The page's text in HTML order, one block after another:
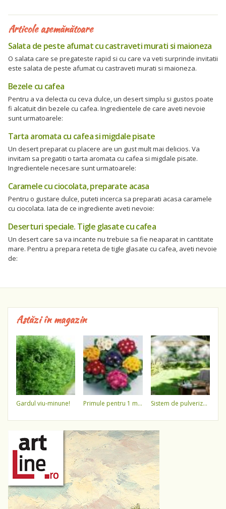
Articole asemănătoare
Salata de peste afumat cu castraveti murati si maioneza
O salata care se pregateste rapid si cu care va veti surprinde invitatii
este salata de peste afumat cu castraveti murati si maioneza.
Bezele cu cafea
Pentru a va delecta cu ceva dulce, un desert simplu si gustos poate
fi alcatuit din bezele cu cafea. Ingredientele de care aveti nevoie
sunt urmatoarele:
Tarta aromata cu cafea si migdale pisate
Un desert preparat cu placere are un gust mult mai delicios. Va
invitam sa pregatiti o tarta aromata cu cafea si migdale pisate.
Ingredientele necesare sunt urmatoarele:
Caramele cu ciocolata, preparate acasa
Pentru o gustare dulce, puteti incerca sa preparati acasa caramele
cu ciocolata. Iata de ce ingrediente aveti nevoie:
Deserturi speciale. Tigle glasate cu cafea
Un desert care sa va incante nu trebuie sa fie neaparat in cantitate
mare. Pentru a prepara reteta de tigle glasate cu cafea, aveti nevoie
de:
Astăzi în magazin
gardul viu-minune! primule pentru 1 martie 3,5 lei / ghiveci !!!! sistem de pulverizare a apei